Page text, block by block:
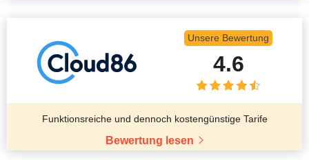
Unsere Bewertung
4.6
Funktionsreiche und dennoch kostengünstige Tarife
Bewertung lesen